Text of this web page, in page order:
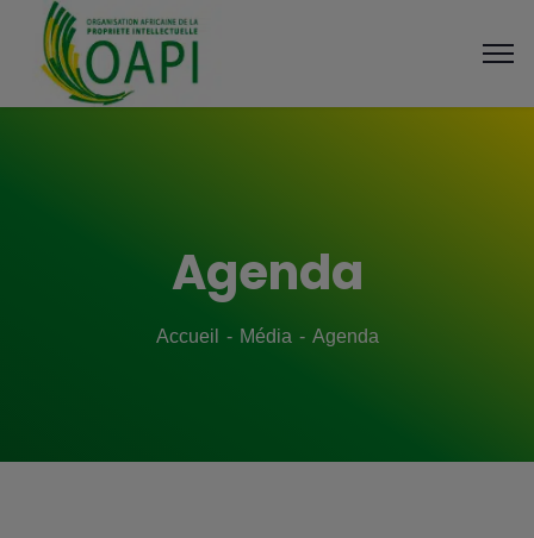
Agenda
Accueil Média Agenda